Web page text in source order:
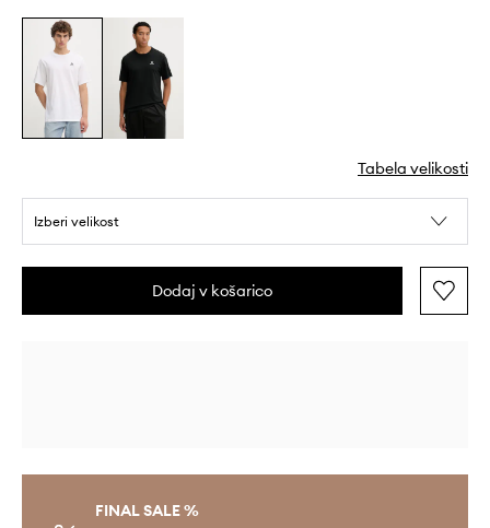
Tabela velikosti
Izberi velikost
Dodaj v košarico
FINAL SALE %